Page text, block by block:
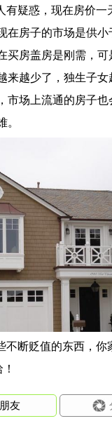
有疑惑，现在房价一
在房子的市场是供小
买房盖房是刚需，
来越少了，独生子
市场上流通的房子也
。
不断贬值的东西，你
友